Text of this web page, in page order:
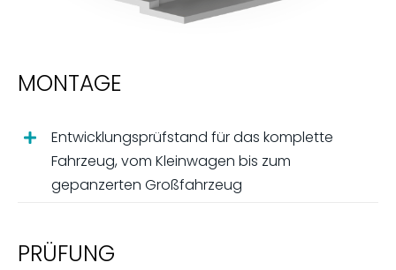
MONTAGE
Entwicklungsprüfstand für das komplette
Fahrzeug, vom Kleinwagen bis zum
gepanzerten Großfahrzeug
PRÜFUNG